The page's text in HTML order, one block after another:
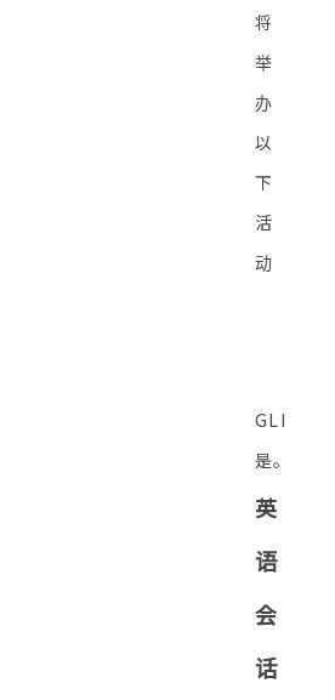
将
举
办
以
下
活
动
GLI
是。
英
语
会
话